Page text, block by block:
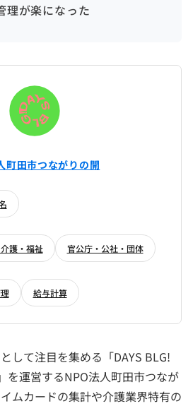
理が楽になった
町田市つながりの開
護・福祉 官公庁・公社・団体
給与計算
して注目を集める「DAYS BLG!
を運営するNPO法人町田市つなが
ムカードの集計や介護業界特有の